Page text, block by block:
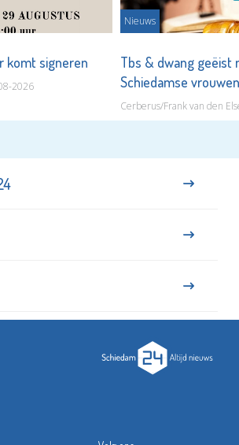
komt signeren
2026
Nieuws
Tbs & dwang geëist
Schiedamse
Cerberus/Frank van den